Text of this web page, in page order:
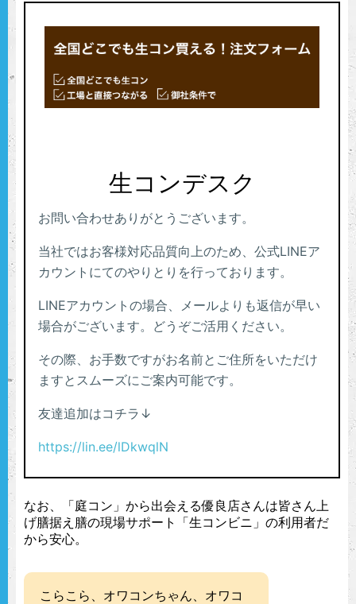
なお、「庭コン」から出会える優良店さんは皆さん上
げ膳据え膳の現場サポート「生コンビニ」の利用者だ
から安心。
こらこら、オワコンちゃん、オワコ